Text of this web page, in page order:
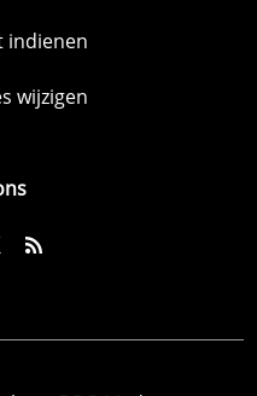
indienen
wijzigen